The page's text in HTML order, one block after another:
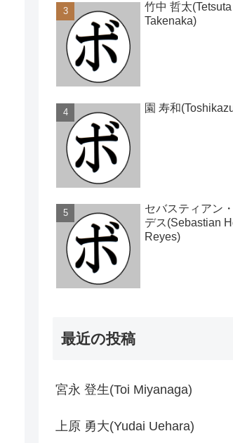
竹中 哲太(Tetsuta
Takenaka)
園 寿和
セバスティアン
デス(Sebastian
Reyes)
最近の投稿
宮永 登生(Toi Miyanaga)
上原 勇大(Yudai Uehara)